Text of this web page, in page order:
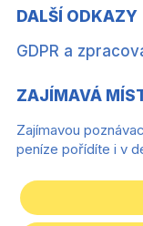
DALŠÍ ODKAZY
GDPR a
ZAJÍMAVÁ
Zajímavou
peníze pořídíte i v